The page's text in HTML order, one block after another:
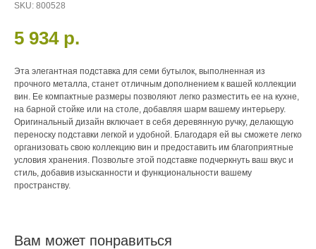
SKU: 800528
5 934 р.
Эта элегантная подставка для семи бутылок, выполненная из
прочного металла, станет отличным дополнением к вашей коллекции
вин. Ее компактные размеры позволяют легко разместить ее на кухне,
на барной стойке или на столе, добавляя шарм вашему интерьеру.
Оригинальный дизайн включает в себя деревянную ручку, делающую
переноску подставки легкой и удобной. Благодаря ей вы сможете легко
организовать свою коллекцию вин и предоставить им благоприятные
условия хранения. Позвольте этой подставке подчеркнуть ваш вкус и
стиль, добавив изысканности и функциональности вашему
пространству.
Вам может понравиться